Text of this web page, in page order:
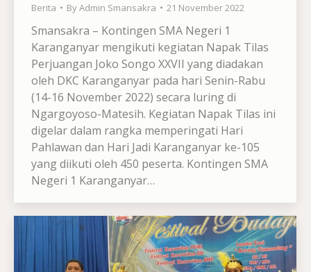
Berita ByAdmin Smansakra 21 November 2022
Smansakra – Kontingen SMA Negeri 1
Karanganyar mengikuti kegiatan Napak Tilas
Perjuangan Joko Songo XXVII yang diadakan
oleh DKC Karanganyar pada hari Senin-Rabu
(14-16 November 2022) secara luring di
Ngargoyoso-Matesih. Kegiatan Napak Tilas ini
digelar dalam rangka memperingati Hari
Pahlawan dan Hari Jadi Karanganyar ke-105
yang diikuti oleh 450 peserta. Kontingen SMA
Negeri 1 Karanganyar…